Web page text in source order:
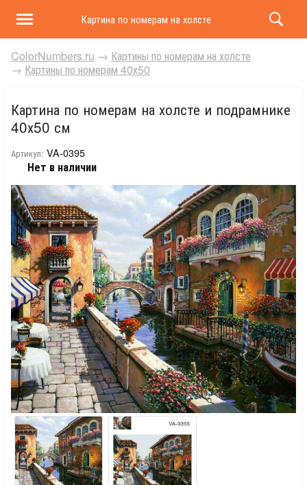
Картина по номерам на холсте и подрамнике 40х50
ColorNumbers.ru → Картины по номерам на холсте
→ Картины по номерам 40х50
Картина по номерам на холсте и подрамнике
40х50 см
Артикул: VA-0395
Нет в наличии